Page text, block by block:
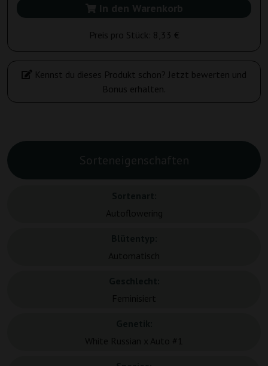
In den Warenkorb
Preis pro Stück: 8,33 €
Kennst du dieses Produkt schon? Jetzt bewerten und
Bonus erhalten.
Sorteneigenschaften